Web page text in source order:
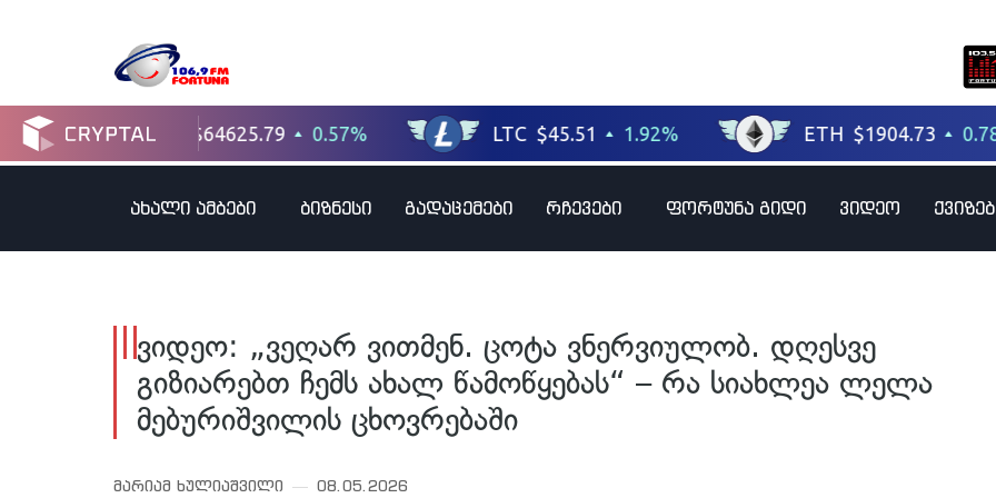
ახალი ამბები ბიზნესი გადაცემები რჩევები ფორტუნა გიდი ვიდეო
ვიდეო: „ვეღარ ვითმენ. ცოტა ვნერვიულობ. დღესვე
გიზიარებთ ჩემს ახალ წამოწყებას“ – რა სიახლეა ლელა
მებურიშვილის ცხოვრებაში
მარიამ ხულიაშვილი 08.05.2026